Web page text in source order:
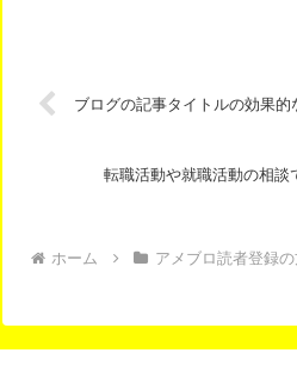
ブログの記事タイトルの効果
転職活動や就職活動の相談
ホーム アメブロ読者登録